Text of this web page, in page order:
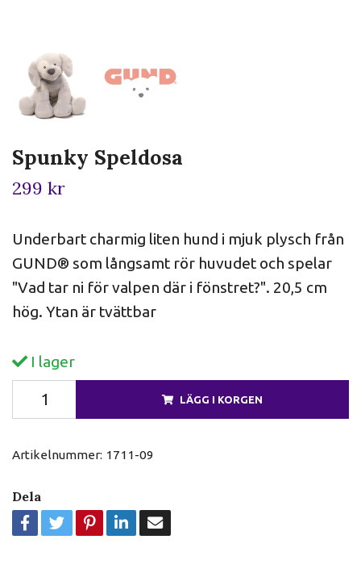
Spunky Speldosa
299 kr
Underbart charmig liten hund i mjuk plysch från
GUND® som långsamt rör huvudet och spelar
"Vad tar ni för valpen där i fönstret?". 20,5 cm
hög. Ytan är tvättbar
I lager
LÄGG I KORGEN
Artikelnummer: 1711-09
Dela